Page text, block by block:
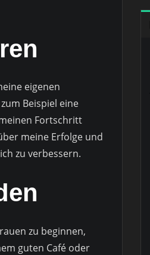
eigenen
Beispiel eine
Fortschritt
meine Erfolge und
zu verbessern.
zu beginnen,
guten Café oder